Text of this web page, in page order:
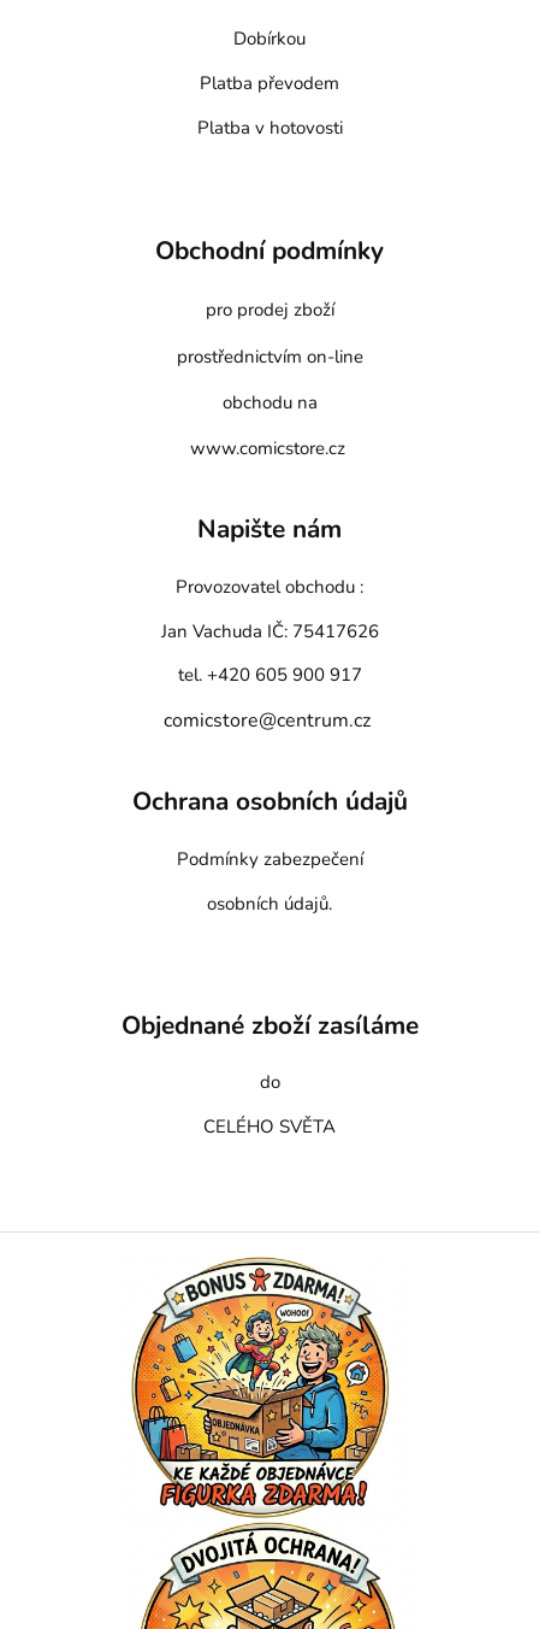
Dobírkou
Platba převodem
Platba v hotovosti
Obchodní podmínky
pro prodej zboží
prostřednictvím on-line
obchodu na
www.comicstore.cz
Napište nám
Provozovatel obchodu :
Jan Vachuda IČ: 75417626
tel. +420 605 900 917
comicstore@centrum.cz
Ochrana osobních údajů
Podmínky zabezpečení
osobních údajů.
Objednané zboží zasíláme
do
CELÉHO SVĚTA